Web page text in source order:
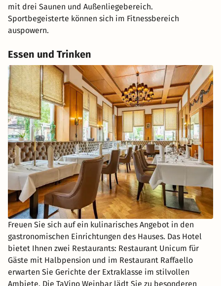
mit drei Saunen und Außenliegebereich.
Sportbegeisterte können sich im Fitnessbereich
auspowern.
Essen und Trinken
Freuen Sie sich auf ein kulinarisches Angebot in den
gastronomischen Einrichtungen des Hauses. Das Hotel
bietet Ihnen zwei Restaurants: Restaurant Unicum für
Gäste mit Halbpension und im Restaurant Raffaello
erwarten Sie Gerichte der Extraklasse im stilvollen
Ambiete. Die TaVino Weinbar lädt Sie zu besonderen